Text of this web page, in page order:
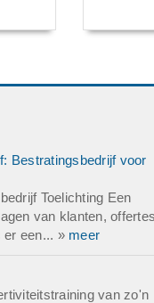
Bestratingsbedrijf voor
Toelichting Een
van klanten, offertes
er een... » meer
van zo'n